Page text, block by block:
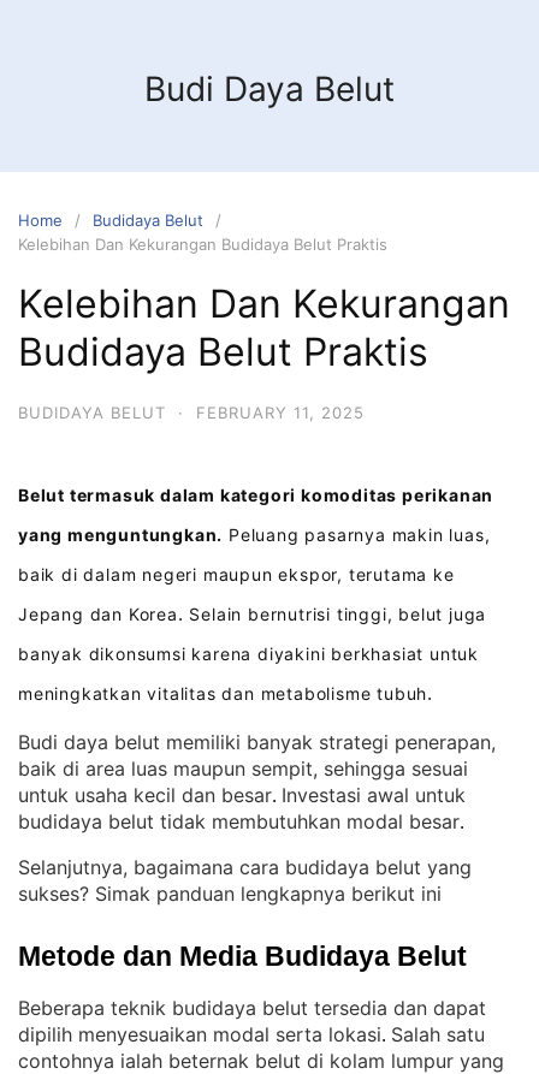
Budi Daya Belut
Home
Budidaya Belut
Kelebihan Dan Kekurangan Budidaya Belut Praktis
Kelebihan Dan Kekurangan
Budidaya Belut Praktis
BUDIDAYA BELUT · FEBRUARY 11, 2025
Belut termasuk dalam kategori komoditas perikanan
yang menguntungkan. Peluang pasarnya makin luas,
baik di dalam negeri maupun ekspor, terutama ke
Jepang dan Korea. Selain bernutrisi tinggi, belut juga
banyak dikonsumsi karena diyakini berkhasiat untuk
meningkatkan vitalitas dan metabolisme tubuh.
Budi daya belut memiliki banyak strategi penerapan,
baik di area luas maupun sempit, sehingga sesuai
untuk usaha kecil dan besar. Investasi awal untuk
budidaya belut tidak membutuhkan modal besar.
Selanjutnya, bagaimana cara budidaya belut yang
sukses? Simak panduan lengkapnya berikut ini
Metode dan Media Budidaya Belut
Beberapa teknik budidaya belut tersedia dan dapat
dipilih menyesuaikan modal serta lokasi. Salah satu
contohnya ialah beternak belut di kolam lumpur yang